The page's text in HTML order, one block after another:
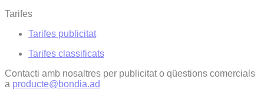
Tarifes
Tarifes publicitat
Tarifes classificats
Contacti amb nosaltres per publicitat o qüestions comercials
a producte@bondia.ad